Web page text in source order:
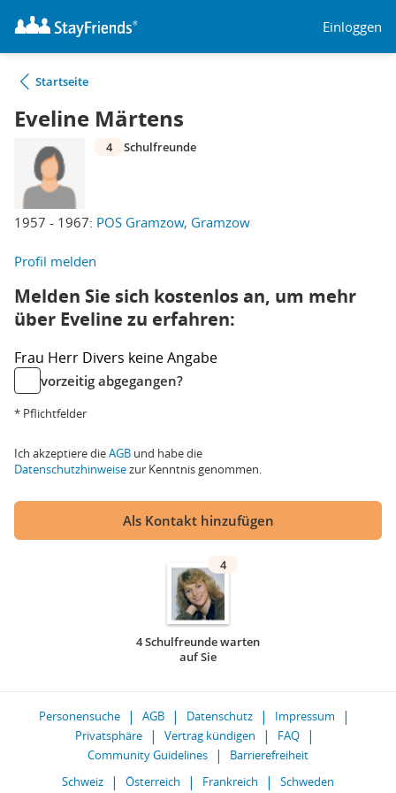
Einloggen
Startseite
Eveline Märtens
1957 - 1967: POS Gramzow, Gramzow
4 Schulfreunde
Profil melden
Melden Sie sich kostenlos an, um mehr
über Eveline zu erfahren:
Frau Herr Divers keine Angabe
vorzeitig abgegangen?
* Pflichtfelder
Ich akzeptiere dieAGB und habe die
Datenschutzhinweisezur Kenntnis genommen.
Als Kontakt hinzufügen
4
4 Schulfreunde warten
auf Sie
Personensuche AGB Datenschutz
Impressum
Privatsphäre
Vertrag kündigen
FAQ
Community Guidelines
Barrierefreiheit
Schweiz
Österreich Frankreich Schweden